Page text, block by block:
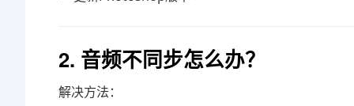
2. 音频不同步怎么办？
解决方法：